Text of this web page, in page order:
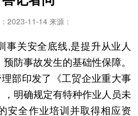
2023-11-14 来源：
关安全底线,是提升从业人
防事故发生的基础性保障。
部印发了《工贸企业重大事
明确规定有特种作业人员未
安全作业培训并取得相应资